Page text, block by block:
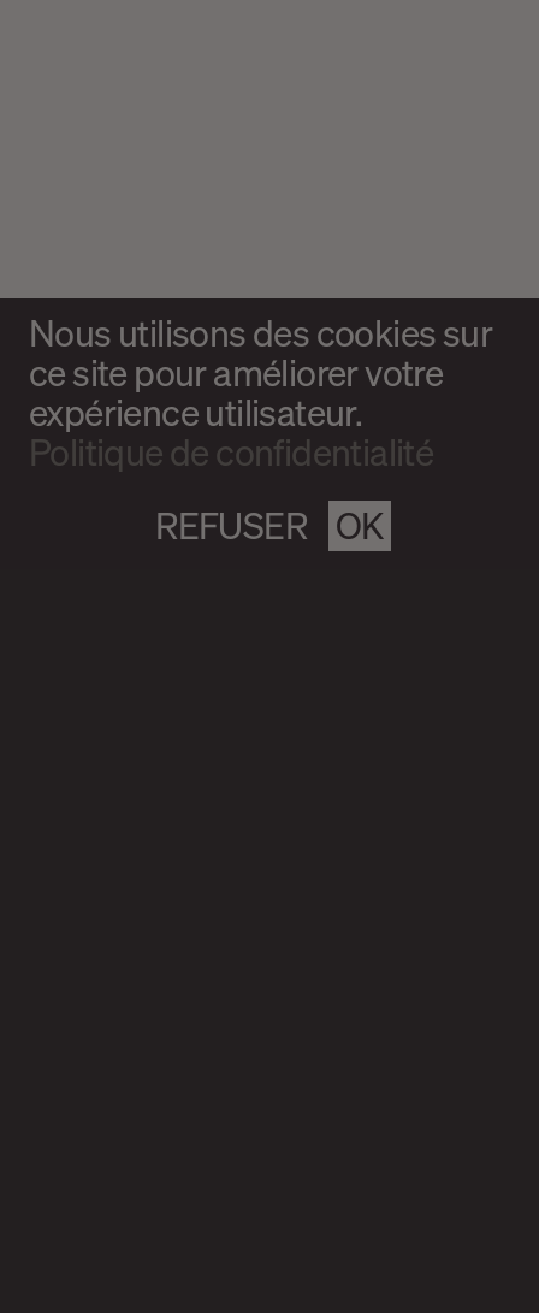
Nous utilisons des cookies sur
ce site pour améliorer votre
expérience utilisateur.
Politique de confidentialité
OK
REFUSER